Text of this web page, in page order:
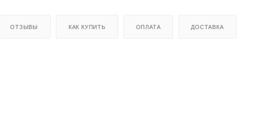
ОТЗЫВЫ КАК КУПИТЬ ОПЛАТА ДОСТАВКА